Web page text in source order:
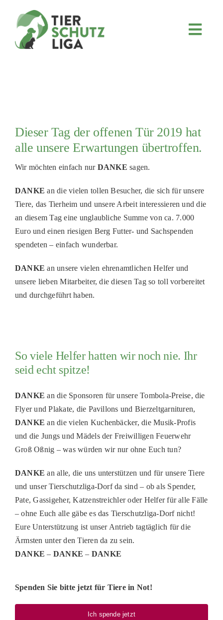
FÖRDERN & VERERBEN
TIERHEIME
RATGEBER
Dieser Tag der offenen Tür 2019 hat
alle unsere Erwartungen übertroffen.
Wir möchten einfach nur DANKE sagen.
DANKE an die vielen tollen Besucher, die sich für unsere
Tiere, das Tierheim und unsere Arbeit interessieren und die
an diesem Tag eine unglaubliche Summe von ca. 7.000
Euro und einen riesigen Berg Futter- und Sachspenden
spendeten – einfach wunderbar.
DANKE an unsere vielen ehrenamtlichen Helfer und
unsere lieben Mitarbeiter, die diesen Tag so toll vorbereitet
und durchgeführt haben.
So viele Helfer hatten wir noch nie. Ihr
seid echt spitze!
DANKE an die Sponsoren für unsere Tombola-Preise, die
Flyer und Plakate, die Pavillons und Bierzeltgarnituren,
DANKE an die vielen Kuchenbäcker, die Musik-Profis
und die Jungs und Mädels der Freiwilligen Feuerwehr
Groß Oßnig – was würden wir nur ohne Euch tun?
DANKE an alle, die uns unterstützen und für unsere Tiere
und unser Tierschutzliga-Dorf da sind – ob als Spender,
Pate, Gassigeher, Katzenstreichler oder Helfer für alle Fälle
– ohne Euch alle gäbe es das Tierschutzliga-Dorf nicht!
Eure Unterstützung ist unser Antrieb tagtäglich für die
Ärmsten unter den Tieren da zu sein.
DANKE – DANKE – DANKE
Spenden Sie bitte jetzt für Tiere in Not!
Ich spende jetzt